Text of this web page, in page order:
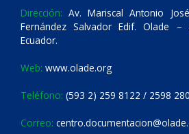
Dirección: Av. Mariscal Antonio
Fernández Salvador Edif. Olade
Ecuador.
Web: www.olade.org
Teléfono: (593 2) 259 8122 / 2598 280
Correo: